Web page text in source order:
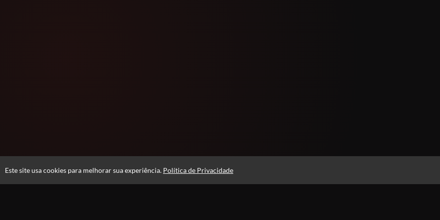
Este site usa cookies para melhorar sua experiência. Política de Privacidade